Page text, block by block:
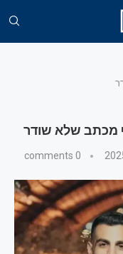
מכתב שלא שודר
0 comments